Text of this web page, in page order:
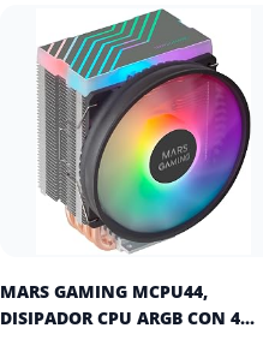
MARS GAMING MCPU44,
DISIPADOR CPU ARGB CON 4...